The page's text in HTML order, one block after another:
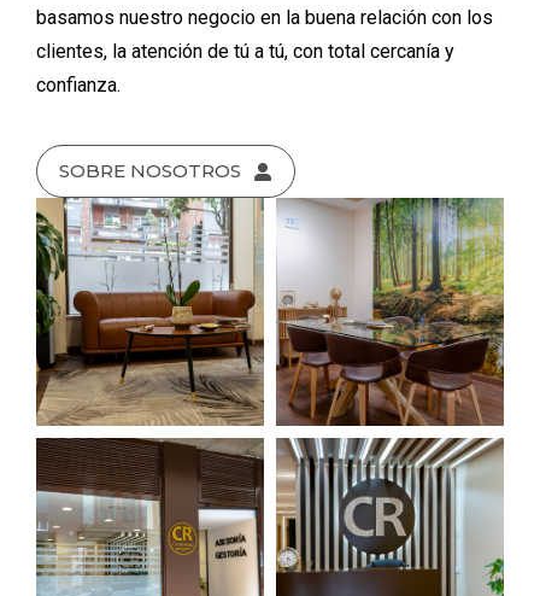
basamos nuestro negocio en la buena relación con los
clientes, la atención de tú a tú, con total cercanía y
confianza.
SOBRE NOSOTROS